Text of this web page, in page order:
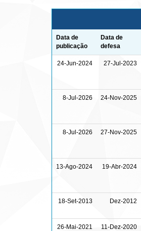
Data de
publicação
Data de
defesa
24-Jun-2024 27-Jul-2023
8-Jul-2026 24-Nov-2025
8-Jul-2026 27-Nov-2025
13-Ago-2024 19-Abr-2024
18-Set-2013 Dez-2012
26-Mai-2021 11-Dez-2020